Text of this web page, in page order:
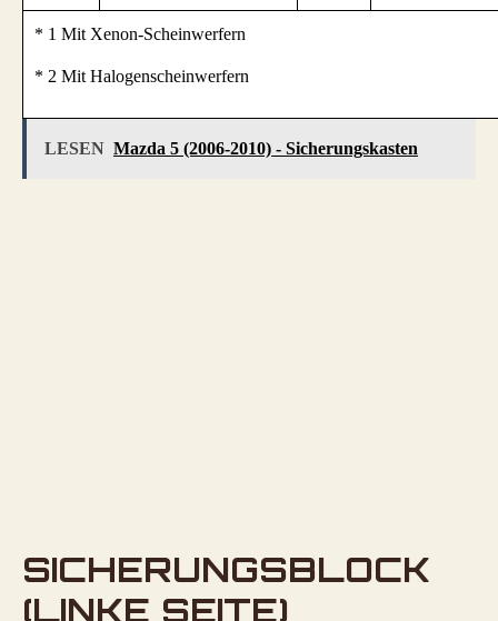
* 1 Mit Xenon-Scheinwerfern
* 2 Mit Halogenscheinwerfern
LESEN Mazda 5 (2006-2010) - Sicherungskasten
SICHERUNGSBLOCK
(LINKE SEITE)